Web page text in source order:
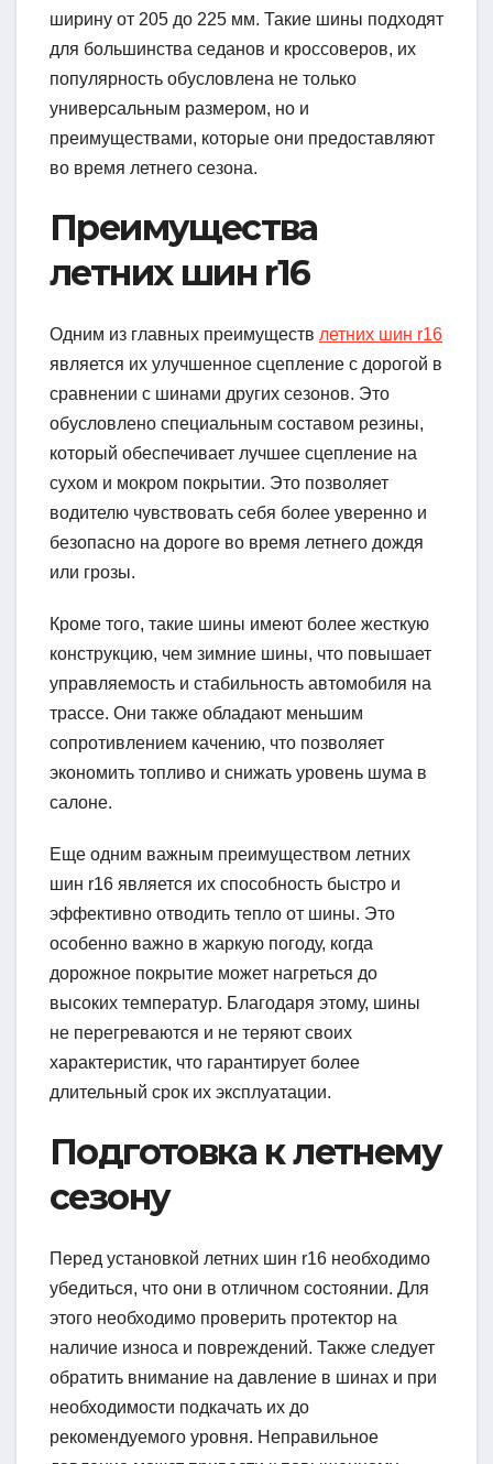
ширину от 205 до 225 мм. Такие шины подходят
для большинства седанов и кроссоверов, их
популярность обусловлена не только
универсальным размером, но и
преимуществами, которые они предоставляют
во время летнего сезона.
Преимущества
летних шин r16
Одним из главных преимуществ летних шин r16
является их улучшенное сцепление с дорогой в
сравнении с шинами других сезонов. Это
обусловлено специальным составом резины,
который обеспечивает лучшее сцепление на
сухом и мокром покрытии. Это позволяет
водителю чувствовать себя более уверенно и
безопасно на дороге во время летнего дождя
или грозы.
Кроме того, такие шины имеют более жесткую
конструкцию, чем зимние шины, что повышает
управляемость и стабильность автомобиля на
трассе. Они также обладают меньшим
сопротивлением качению, что позволяет
экономить топливо и снижать уровень шума в
салоне.
Еще одним важным преимуществом летних
шин r16 является их способность быстро и
эффективно отводить тепло от шины. Это
особенно важно в жаркую погоду, когда
дорожное покрытие может нагреться до
высоких температур. Благодаря этому, шины
не перегреваются и не теряют своих
характеристик, что гарантирует более
длительный срок их эксплуатации.
Подготовка к летнему
сезону
Перед установкой летних шин r16 необходимо
убедиться, что они в отличном состоянии. Для
этого необходимо проверить протектор на
наличие износа и повреждений. Также следует
обратить внимание на давление в шинах и при
необходимости подкачать их до
рекомендуемого уровня. Неправильное